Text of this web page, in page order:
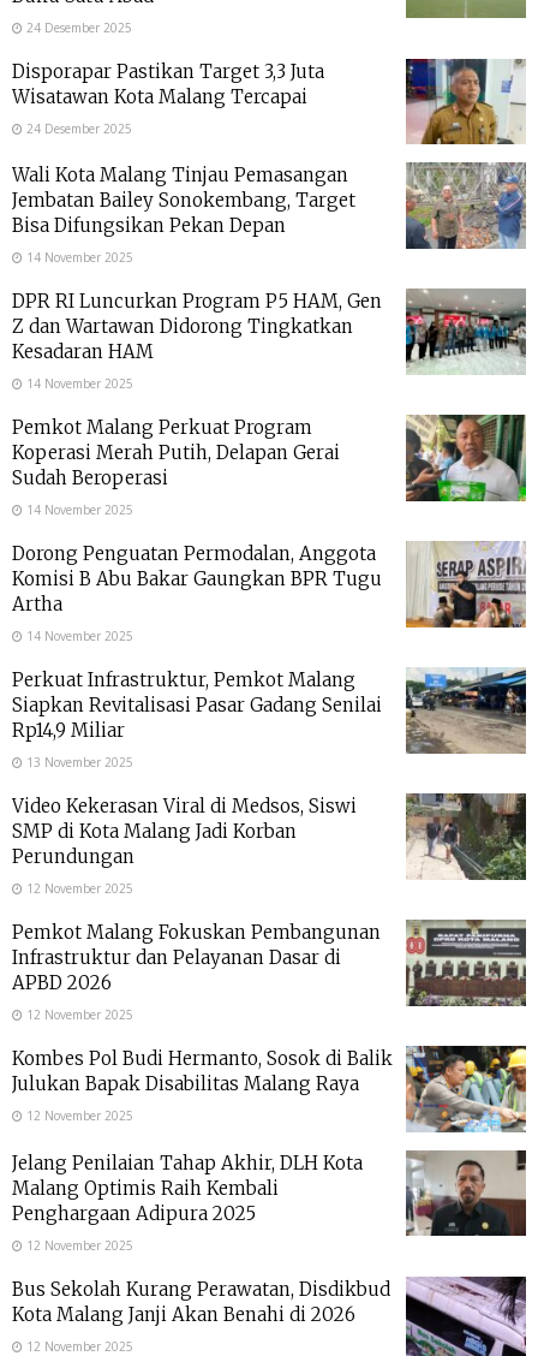
24 Desember 2025
Disporapar Pastikan Target 3,3 Juta
Wisatawan Kota Malang Tercapai
24 Desember 2025
Wali Kota Malang Tinjau Pemasangan
Jembatan Bailey Sonokembang, Target
Bisa Difungsikan Pekan Depan
14 November 2025
DPR RI Luncurkan Program P5 HAM, Gen
Z dan Wartawan Didorong Tingkatkan
Kesadaran HAM
14 November 2025
Pemkot Malang Perkuat Program
Koperasi Merah Putih, Delapan Gerai
Sudah Beroperasi
14 November 2025
Dorong Penguatan Permodalan, Anggota
Komisi B Abu Bakar Gaungkan BPR Tugu
Artha
14 November 2025
Perkuat Infrastruktur, Pemkot Malang
Siapkan Revitalisasi Pasar Gadang Senilai
Rp14,9 Miliar
13 November 2025
Video Kekerasan Viral di Medsos, Siswi
SMP di Kota Malang Jadi Korban
Perundungan
12 November 2025
Pemkot Malang Fokuskan Pembangunan
Infrastruktur dan Pelayanan Dasar di
APBD 2026
12 November 2025
Kombes Pol Budi Hermanto, Sosok di Balik
Julukan Bapak Disabilitas Malang Raya
12 November 2025
Jelang Penilaian Tahap Akhir, DLH Kota
Malang Optimis Raih Kembali
Penghargaan Adipura 2025
12 November 2025
Bus Sekolah Kurang Perawatan, Disdikbud
Kota Malang Janji Akan Benahi di 2026
12 November 2025